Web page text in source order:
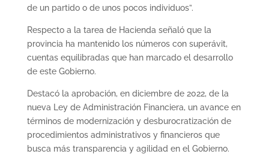
de un partido o de unos pocos individuos”.
Respecto a la tarea de Hacienda señaló que la
provincia ha mantenido los números con superávit,
cuentas equilibradas que han marcado el desarrollo
de este Gobierno.
Destacó la aprobación, en diciembre de 2022, de la
nueva Ley de Administración Financiera, un avance en
términos de modernización y desburocratización de
procedimientos administrativos y financieros que
busca más transparencia y agilidad en el Gobierno.